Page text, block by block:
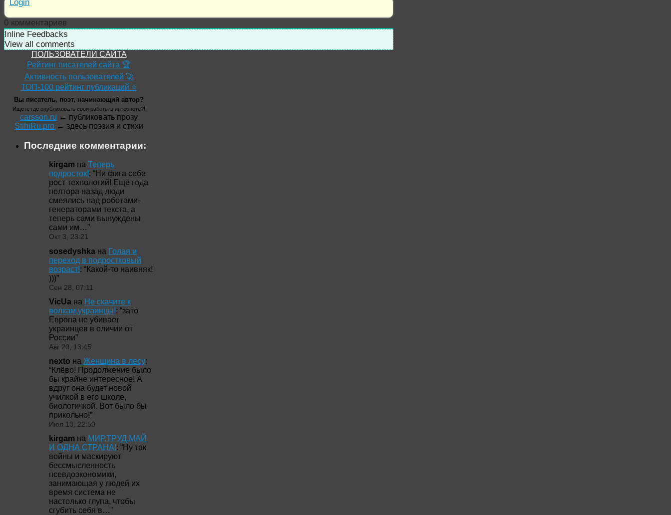
Login
0 комментариев
Inline Feedbacks
View all comments
ПОЛЬЗОВАТЕЛИ САЙТА
Рейтинг писателей сайта 🏆
Активность пользователей 🚀
ТОП-100 рейтинг публикаций ⭐
Вы писатель, поэт, начинающий автор?
Ищете где опубликовать свои работы в интернете?!
carsson.ru ← публиковать прозу
StihiRu.pro ← здесь поэзия и стихи
Последние комментарии:
kirgam на Теперь
подросток!: “Ни фига себе
рост технологий! Ещё года
полтора назад люди
смеялись над роботами-
генераторами текста, а
теперь сами вынуждены
сами им…”
Окт 3, 23:21
sosedyshka на Голая и
переход в подростковый
возраст!: “Какой-то наивняк!
)))”
Сен 28, 07:11
VicUa на Не скачите к
волкам,украинцы!: “зато
Европа не убивает
украинцев в оличии от
России”
Авг 20, 13:45
nexto на Женщина в лесу:
“Клёво! Продолжение было
бы крайне интересное! А
вдруг она будет новой
училкой в его школе,
биологичкой. Вот было бы
прикольно!”
Июл 13, 22:50
kirgam на МИР,ТРУД,МАЙ
И ОДНА СТРАНА!: “Ну так
войны и маскируют
бессмысленность
псевдоэкономики,
занимающая у людей их
время система не
настолько глупа, чтобы
сгубить себя в…”